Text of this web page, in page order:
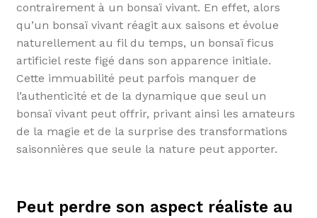
contrairement à un bonsaï vivant. En effet, alors
qu’un bonsaï vivant réagit aux saisons et évolue
naturellement au fil du temps, un bonsaï ficus
artificiel reste figé dans son apparence initiale.
Cette immuabilité peut parfois manquer de
l’authenticité et de la dynamique que seul un
bonsaï vivant peut offrir, privant ainsi les amateurs
de la magie et de la surprise des transformations
saisonnières que seule la nature peut apporter.
Peut perdre son aspect réaliste au